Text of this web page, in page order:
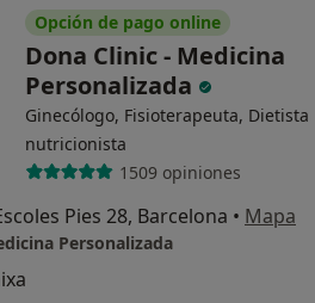
Opción de pago online
Dona Clinic - Medicina
Personalizada
Ginecólogo, Fisioterapeuta, Dietista
nutricionista
1509 opiniones
Pies 28, Barcelona • Mapa
Personalizada